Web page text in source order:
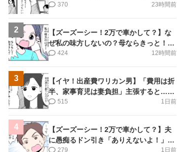
肢がない【第5話まんが】
23時間前
370
2
【ズーズーシー！2万で車かして？】な
ぜ私の味方しないの？母ならきっと！＜
第17話＞#4コマ母道場
12時間前
424
3
【イヤ！出産費ワリカン男】「費用は折
半、家事育児は妻負担」主張すると…＜
第11話＞#4コマ母道場
1日前
515
4
【ズーズーシー！2万で車かして？】夫
に愚痴るドン引き「ありえないよ！」＜
第16話＞#4コマ母道場
1日前
279